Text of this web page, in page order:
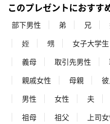
メッセージカード（通常・
誕生日や結婚祝い・出産祝いな
ードを同梱します。
メッセージカードや封筒のデザ
す。
このプレゼントにおすす
部下男性 弟 兄
姪
甥 女子大学生
義母
取引先男性
親戚女性
母親
男性
女性 夫
祖母
祖父 上司